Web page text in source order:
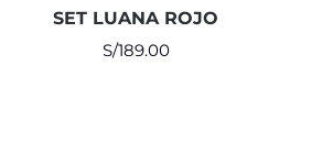
SET LUANA ROJO
S/189.00